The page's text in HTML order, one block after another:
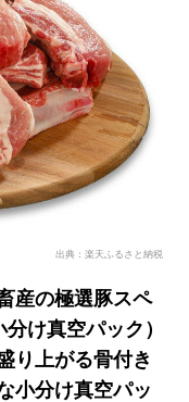
出典：楽天ふるさと納税
産の極選豚スペ
け真空パック）
り上がる骨付き
小分け真空パッ